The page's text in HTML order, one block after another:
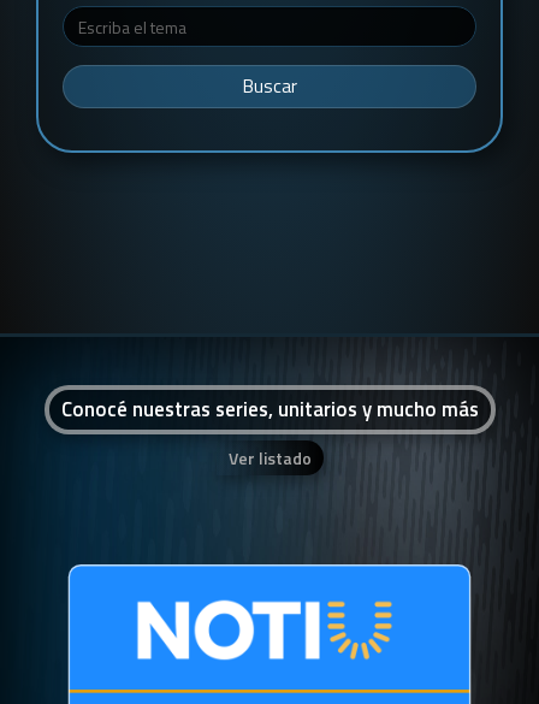
Buscar
Conocé nuestras series, unitarios y mucho más
Ver listado